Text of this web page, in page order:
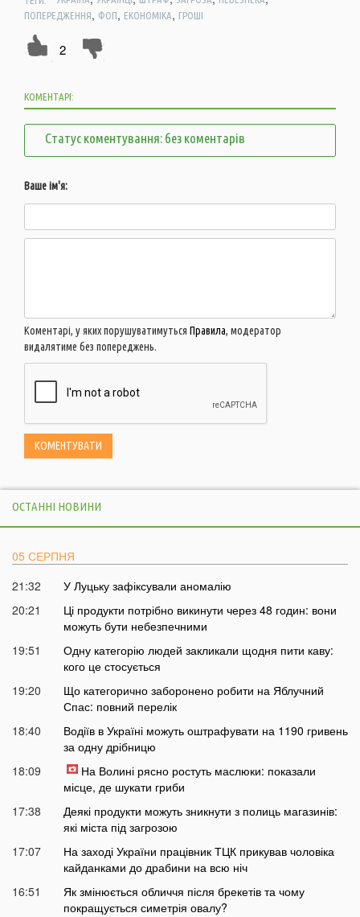
ПОПЕРЕДЖЕННЯ, ФОП, ЕКОНОМІКА, ГРОШІ
2
КОМЕНТАРІ:
Статус коментування: без коментарів
Ваше ім'я:
Коментарі, у яких порушуватимуться Правила, модератор
видалятиме без попереджень.
ОСТАННІ НОВИНИ
05 СЕРПНЯ
21:32
У Луцьку зафіксували аномалію
20:21
Ці продукти потрібно викинути через 48 годин: вони
можуть бути небезпечними
19:51
Одну категорію людей закликали щодня пити каву:
кого це стосується
19:20
Що категорично заборонено робити на Яблучний
Спас: повний перелік
18:40
Водіїв в Україні можуть оштрафувати на 1190 гривень
за одну дрібницю
18:09
На Волині рясно ростуть маслюки: показали
місце, де шукати гриби
17:38
Деякі продукти можуть зникнути з полиць магазинів:
які міста під загрозою
17:07
На заході України працівник ТЦК прикував чоловіка
кайданками до драбини на всю ніч
16:51
Як змінюється обличчя після брекетів та чому
покращується симетрія овалу?